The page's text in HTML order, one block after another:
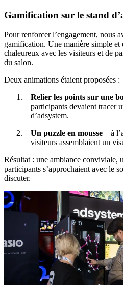
Gamification sur le stand
Pour renforcer l’engagement, nous
gamification. Une manière simple et
chaleureux avec les visiteurs et de
du salon.
Deux animations étaient proposées :
Relier les points sur une
participants devaient tracer
d’adsystem.
Un puzzle en mousse – à
visiteurs assemblaient un
Résultat : une ambiance conviviale,
participants s’approchaient avec le
discuter.